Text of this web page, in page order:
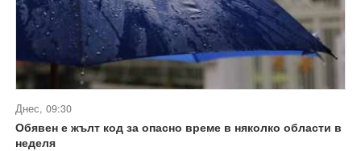
Днес, 09:30
Обявен е жълт код за опасно време в няколко области в
неделя